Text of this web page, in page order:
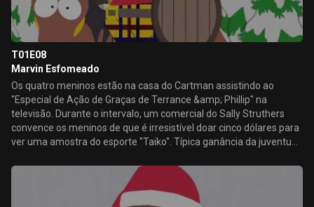
T01E08
Marvin Esfomeado
Os quatro meninos estão na casa do Cartman assistindo ao
"Especial de Ação de Graças de Terrance &amp; Phillip" na
televisão. Durante o intervalo, um comercial do Sally Struthers
convence os meninos de que é irresistível doar cinco dólares para
ver uma amostra do esporte "Taiko". Típica ganância da juventude
de sua mãe.